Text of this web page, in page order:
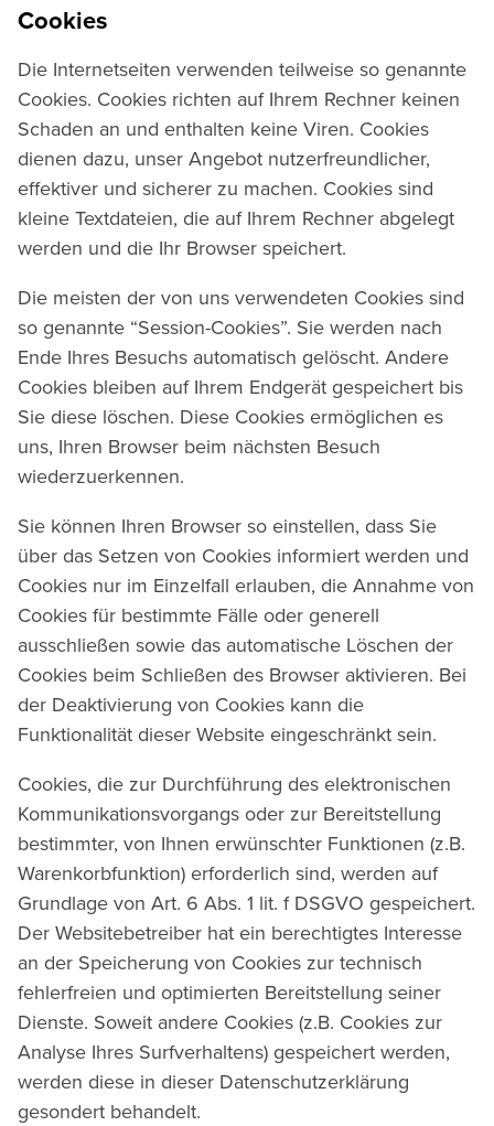
Cookies
Die Internetseiten verwenden teilweise so genannte
Cookies. Cookies richten auf Ihrem Rechner keinen
Schaden an und enthalten keine Viren. Cookies
dienen dazu, unser Angebot nutzerfreundlicher,
effektiver und sicherer zu machen. Cookies sind
kleine Textdateien, die auf Ihrem Rechner abgelegt
werden und die Ihr Browser speichert.
Die meisten der von uns verwendeten Cookies sind
so genannte “Session-Cookies”. Sie werden nach
Ende Ihres Besuchs automatisch gelöscht. Andere
Cookies bleiben auf Ihrem Endgerät gespeichert bis
Sie diese löschen. Diese Cookies ermöglichen es
uns, Ihren Browser beim nächsten Besuch
wiederzuerkennen.
Sie können Ihren Browser so einstellen, dass Sie
über das Setzen von Cookies informiert werden und
Cookies nur im Einzelfall erlauben, die Annahme von
Cookies für bestimmte Fälle oder generell
ausschließen sowie das automatische Löschen der
Cookies beim Schließen des Browser aktivieren. Bei
der Deaktivierung von Cookies kann die
Funktionalität dieser Website eingeschränkt sein.
Cookies, die zur Durchführung des elektronischen
Kommunikationsvorgangs oder zur Bereitstellung
bestimmter, von Ihnen erwünschter Funktionen (z.B.
Warenkorbfunktion) erforderlich sind, werden auf
Grundlage von Art. 6 Abs. 1 lit. f DSGVO gespeichert.
Der Websitebetreiber hat ein berechtigtes Interesse
an der Speicherung von Cookies zur technisch
fehlerfreien und optimierten Bereitstellung seiner
Dienste. Soweit andere Cookies (z.B. Cookies zur
Analyse Ihres Surfverhaltens) gespeichert werden,
werden diese in dieser Datenschutzerklärung
gesondert behandelt.